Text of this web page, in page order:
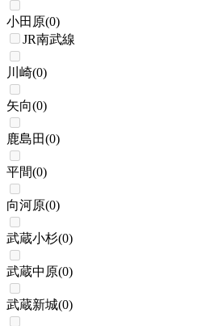
小田原(0)
JR南武線
川崎(0)
矢向(0)
鹿島田(0)
平間(0)
向河原(0)
武蔵小杉(0)
武蔵中原(0)
武蔵新城(0)